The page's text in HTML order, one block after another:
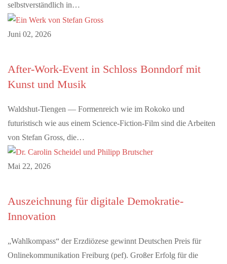
selbstverständlich in…
Juni 02, 2026
After-Work-Event in Schloss Bonndorf mit
Kunst und Musik
Waldshut-Tiengen — Formenreich wie im Rokoko und
futuristisch wie aus einem Science-Fiction-Film sind die Arbeiten
von Stefan Gross, die…
Mai 22, 2026
Auszeichnung für digitale Demokratie-
Innovation
„Wahlkompass“ der Erzdiözese gewinnt Deutschen Preis für
Onlinekommunikation Freiburg (pef). Großer Erfolg für die